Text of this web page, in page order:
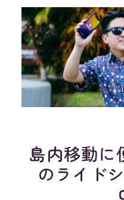
島内移動に
のライド